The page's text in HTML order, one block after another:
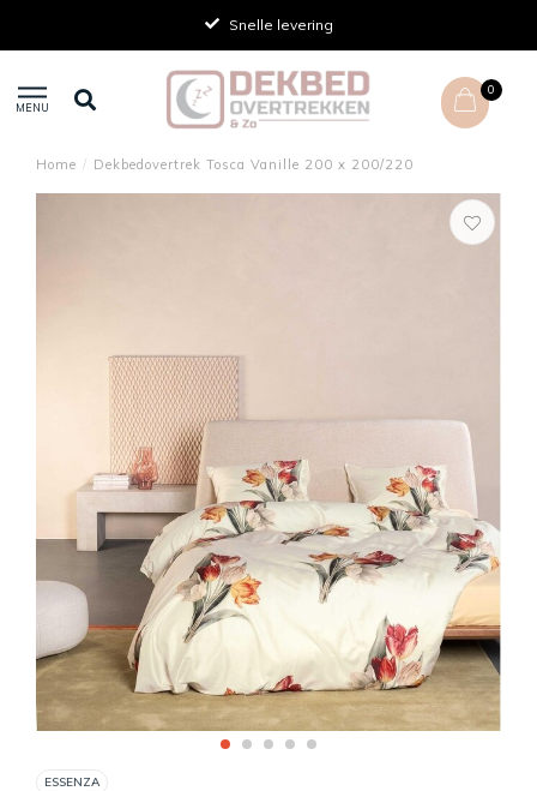
Snelle levering
MENU
0
Home / Dekbedovertrek Tosca Vanille 200 x 200/220
ESSENZA